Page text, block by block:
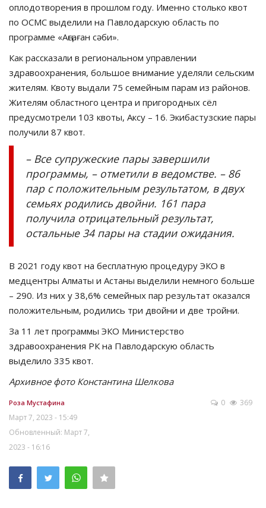
Чек-лист
OFFICIAL
Курултай
Язык
Қазақша Русский
оплодотворения в прошлом году. Именно столько квот
по ОСМС выделили на Павлодарскую область по
программе «Аңсаған сәби».
Как рассказали в региональном управлении
здравоохранения, большое внимание уделяли сельским
жителям. Квоту выдали 75 семейным парам из районов.
Жителям областного центра и пригородных сёл
предусмотрели 103 квоты, Аксу – 16. Экибастузские пары
получили 87 квот.
– Все супружеские пары завершили
программы, – отметили в ведомстве. – 86
пар с положительным результатом, в двух
семьях родились двойни. 161 пара
получила отрицательный результат,
остальные 34 пары на стадии ожидания.
В 2021 году квот на бесплатную процедуру ЭКО в
медцентры Алматы и Астаны выделили немного больше
– 290. Из них у 38,6% семейных пар результат оказался
положительным, родились три двойни и две тройни.
За 11 лет программы ЭКО Министерство
здравоохранения РК на Павлодарскую область
выделило 335 квот.
Архивное фото Константина Шелкова
Роза Мустафина
Март 7, 2023 - 15:49
Обновленный: Март 7,
2023 - 16:16
0 369